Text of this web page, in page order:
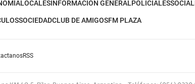
LOCALESINFORMACIÓN GENERALPOLICIALES
SOCIEDADCLUB DE AMIGOSFM PLAZA
RSS